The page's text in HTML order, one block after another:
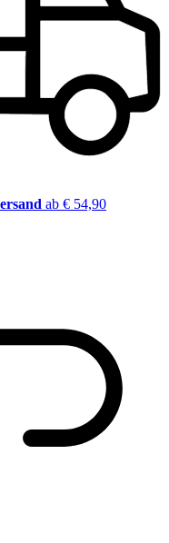
ab € 54,90